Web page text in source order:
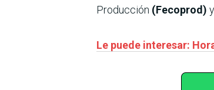
Producción (Fecoprod)
Le puede interesar: